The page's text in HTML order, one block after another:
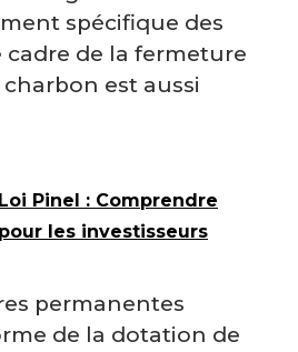
spécifique des
cadre de la fermeture
est aussi
Loi Pinel : Comprendre
les investisseurs
permanentes
de la dotation de